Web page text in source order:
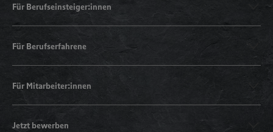
Für Berufseinsteiger:innen
Für Berufserfahrene
Für Mitarbeiter:innen
Jetzt bewerben